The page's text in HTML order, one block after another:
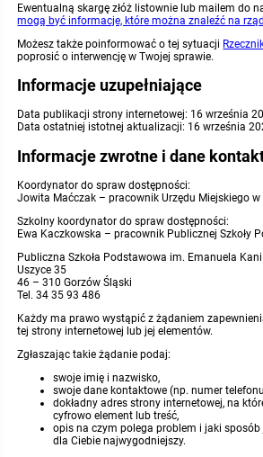
Ewentualną skargę złóż listownie lub mailem do
mogą być informacje, które można znaleźć na
Możesz także poinformować o tej sytuacji
poprosić o interwencję w Twojej sprawie.
Informacje uzupełniające
Data publikacji strony internetowej: 16 września
Data ostatniej istotnej aktualizacji: 16 września
Informacje zwrotne i dane
Koordynator do spraw dostępności:
Jowita Maćczak – pracownik Urzędu Miejskiego w
Szkolny koordynator do spraw dostępności:
Ewa Kaczkowska – pracownik Publicznej Szkoły
Publiczna Szkoła Podstawowa im. Emanuela
Uszyce 35
46 – 310 Gorzów Śląski
Tel. 34 35 93 486
Każdy ma prawo wystąpić z żądaniem
tej strony internetowej lub jej elementów.
Zgłaszając takie żądanie podaj:
swoje imię i nazwisko,
swoje dane kontaktowe (np. numer
dokładny adres strony internetowej, na
cyfrowo element lub treść,
opis na czym polega problem i jaki sposób
dla Ciebie najwygodniejszy.